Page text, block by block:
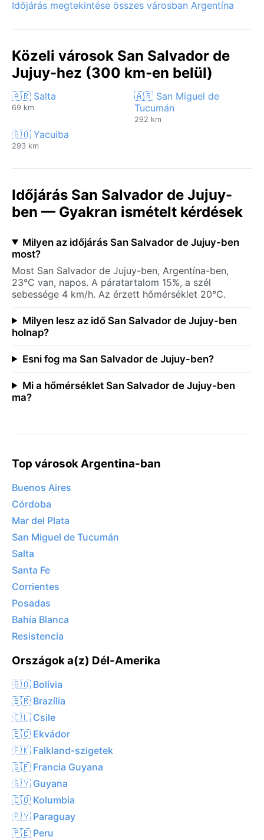
Időjárás megtekintése összes városban Argentína
Közeli városok San Salvador de
Jujuy-hez (300 km-en belül)
🇦🇷 Salta
69 km
🇦🇷 San Miguel de
Tucumán
292 km
🇧🇴 Yacuiba
293 km
Időjárás San Salvador de Jujuy-
ben — Gyakran ismételt kérdések
Milyen az időjárás San Salvador de Jujuy-ben
most?
Most San Salvador de Jujuy-ben, Argentína-ben,
23°C van, napos. A páratartalom 15%, a szél
sebessége 4 km/h. Az érzett hőmérséklet 20°C.
Milyen lesz az idő San Salvador de Jujuy-ben
holnap?
Esni fog ma San Salvador de Jujuy-ben?
Mi a hőmérséklet San Salvador de Jujuy-ben
ma?
Top városok Argentina-ban
Buenos Aires
Córdoba
Mar del Plata
San Miguel de Tucumán
Salta
Santa Fe
Corrientes
Posadas
Bahía Blanca
Resistencia
Országok a(z) Dél-Amerika
🇧🇴 Bolívia
🇧🇷 Brazília
🇨🇱 Csile
🇪🇨 Ekvádor
🇫🇰 Falkland-szigetek
🇬🇫 Francia Guyana
🇬🇾 Guyana
🇨🇴 Kolumbia
🇵🇾 Paraguay
🇵🇪 Peru